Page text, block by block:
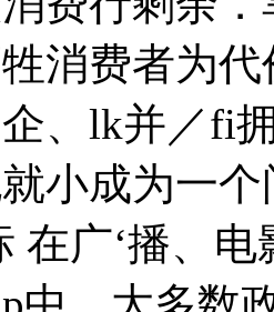
消费者为
、lk并／fi
小成为一个
在广‘播、